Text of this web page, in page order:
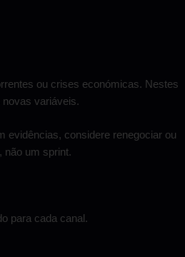
ou crises económicas. Nestes
variáveis.
evidências, considere renegociar ou
não um sprint.
para cada canal.